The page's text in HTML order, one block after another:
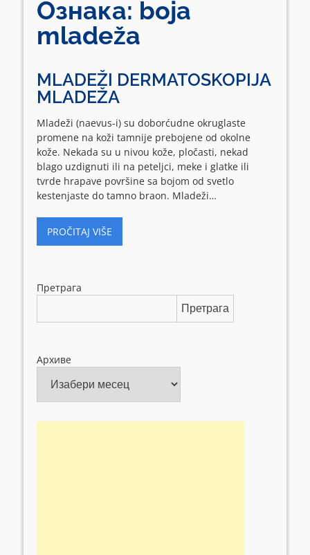
Ознака: boja
mladeža
MLADEŽI DERMATOSKOPIJA
MLADEŽA
Mladeži (naevus-i) su doborćudne okruglaste
promene na koži tamnije prebojene od okolne
kože. Nekada su u nivou kože, pločasti, nekad
blago uzdignuti ili na peteljci, meke i glatke ili
tvrde hrapave površine sa bojom od svetlo
kestenjaste do tamno braon. Mladeži…
PROČITAJ VIŠE
Претрага
Претрага
Архиве